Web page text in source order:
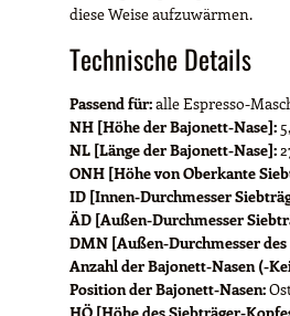
diese Weise aufzuwärmen.
Technische Details
Passend für:alle Espresso-
NH [Höhe der Bajonett-Nase]:
NL [Länge der Bajonett-Nase]:
ONH [Höhe von Oberkante
ID [Innen-Durchmesser
ÄD [Außen-Durchmesser
DMN [Außen-Durchmesser
Anzahl der Bajonett-Nasen (-
Position der Bajonett-Nasen: